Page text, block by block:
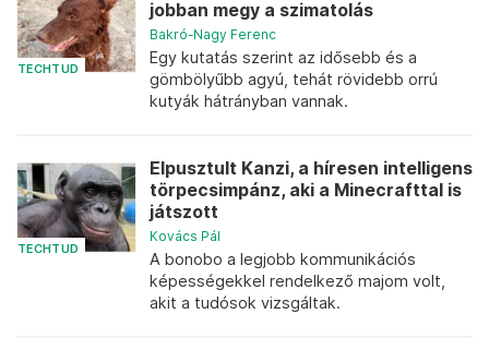
TECHTUD
jobban megy a szimatolás
Bakró-Nagy Ferenc
Egy kutatás szerint az idősebb és a
gömbölyűbb agyú, tehát rövidebb orrú
kutyák hátrányban vannak.
TECHTUD
Elpusztult Kanzi, a híresen intelligens
törpecsimpánz, aki a Minecrafttal is
játszott
Kovács Pál
A bonobo a legjobb kommunikációs
képességekkel rendelkező majom volt,
akit a tudósok vizsgáltak.